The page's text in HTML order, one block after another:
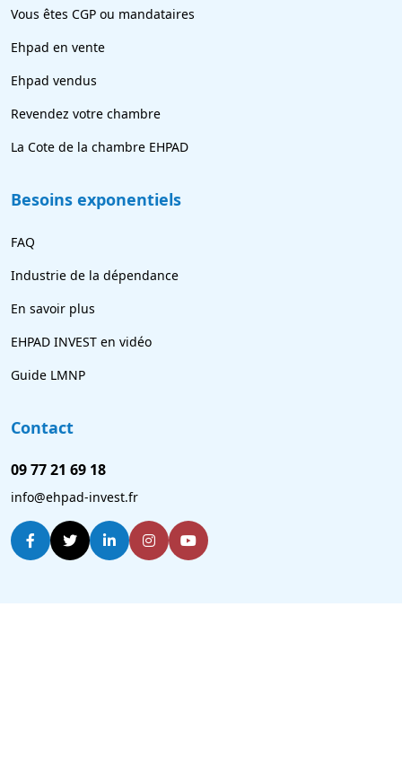
Vous êtes CGP ou mandataires
Ehpad en vente
Ehpad vendus
Revendez votre chambre
La Cote de la chambre EHPAD
Besoins exponentiels
FAQ
Industrie de la dépendance
En savoir plus
EHPAD INVEST en vidéo
Guide LMNP
Contact
09 77 21 69 18
info@ehpad-invest.fr